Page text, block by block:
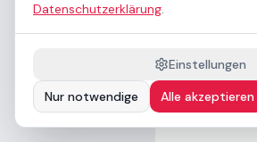
Datenschutzerklärung.
Einstellungen
Nur notwendige
Alle akzeptieren
Downloads
Preisliste
Barrierefrei